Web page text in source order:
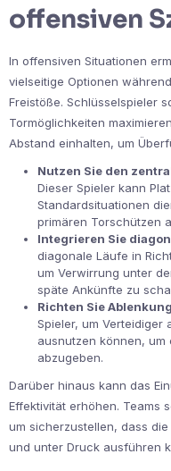
offensiven
In offensiven Situationen
vielseitige Optionen
Freistöße. Schlüsselspieler
Tormöglichkeiten
Abstand einhalten, um
Nutzen Sie den
Dieser Spieler kann
Standardsituationen
primären Torschützen
Integrieren Sie
diagonale Läufe in
um Verwirrung unter
späte Ankünfte zu
Richten Sie
Spieler, um Verteidiger
ausnutzen können,
abzugeben.
Darüber hinaus kann das
Effektivität erhöhen. Teams
um sicherzustellen, dass
und unter Druck ausführen